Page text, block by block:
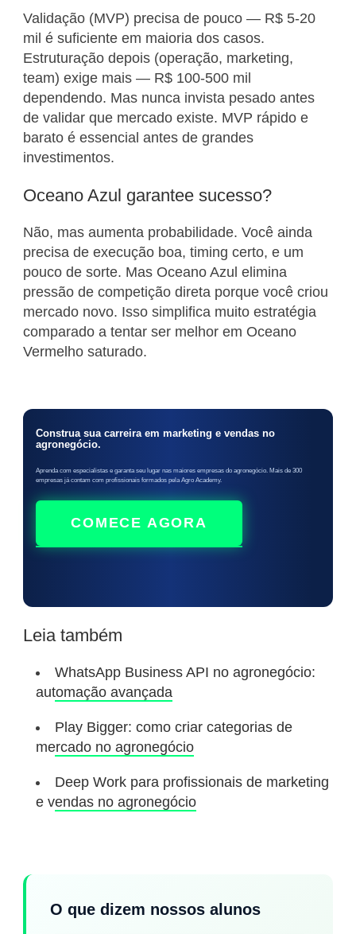
Validação (MVP) precisa de pouco — R$ 5-20
mil é suficiente em maioria dos casos.
Estruturação depois (operação, marketing,
team) exige mais — R$ 100-500 mil
dependendo. Mas nunca invista pesado antes
de validar que mercado existe. MVP rápido e
barato é essencial antes de grandes
investimentos.
Oceano Azul garantee sucesso?
Não, mas aumenta probabilidade. Você ainda
precisa de execução boa, timing certo, e um
pouco de sorte. Mas Oceano Azul elimina
pressão de competição direta porque você criou
mercado novo. Isso simplifica muito estratégia
comparado a tentar ser melhor em Oceano
Vermelho saturado.
Construa sua carreira em marketing e vendas no
agronegócio.
Aprenda com especialistas e garanta seu lugar nas maiores empresas do agronegócio. Mais de 300
empresas já contam com profissionais formados pela Agro Academy.
COMECE AGORA
Leia também
WhatsApp Business API no agronegócio:
automação avançada
Play Bigger: como criar categorias de
mercado no agronegócio
Deep Work para profissionais de marketing
e vendas no agronegócio
O que dizem nossos alunos